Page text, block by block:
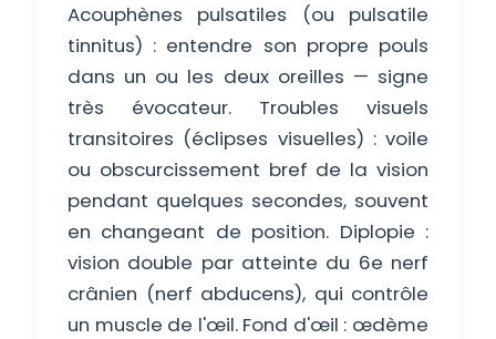
Acouphènes pulsatiles (ou pulsatile
tinnitus) : entendre son propre pouls
dans un ou les deux oreilles — signe
très évocateur. Troubles visuels
transitoires (éclipses visuelles) : voile
ou obscurcissement bref de la vision
pendant quelques secondes, souvent
en changeant de position. Diplopie :
vision double par atteinte du 6e nerf
crânien (nerf abducens), qui contrôle
un muscle de l'œil. Fond d'œil : œdème